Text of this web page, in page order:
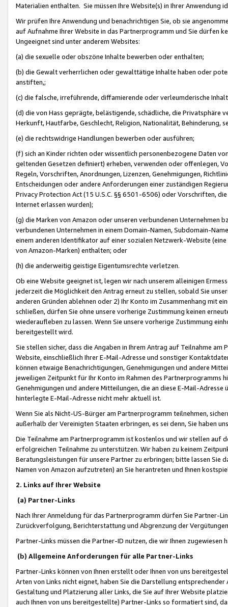
Materialien enthalten. Sie müssen Ihre Website(s) in Ihrer Anwendung
Wir prüfen Ihre Anwendung und benachrichtigen Sie, ob sie
auf Aufnahme Ihrer Website in das Partnerprogramm und Sie dürfen
Ungeeignet sind unter anderem Websites:
(a) die sexuelle oder obszöne Inhalte bewerben oder enthalten;
(b) die Gewalt verherrlichen oder gewalttätige Inhalte haben oder
anstiften,;
(c) die falsche, irreführende, diffamierende oder verleumderische
(d) die von Hass geprägte, belästigende, schädliche, die Privatsphäre
Herkunft, Hautfarbe, Geschlecht, Religion, Nationalität, Behinderung,
(e) die rechtswidrige Handlungen bewerben oder ausführen;
(f) sich an Kinder richten oder wissentlich personenbezogene Daten
geltenden Gesetzen definiert) erheben, verwenden oder offenlegen,
Regeln, Vorschriften, Anordnungen, Lizenzen, Genehmigungen,
Entscheidungen oder andere Anforderungen einer zuständigen
Privacy Protection Act (15 U.S.C. §§ 6501-6506) oder Vorschriften,
Internet erlassen wurden);
(g) die Marken von Amazon oder unseren verbundenen Unternehmen
verbundenen Unternehmen in einem Domain-Namen, Subdomain-
einem anderen Identifikator auf einer sozialen Netzwerk-Website
von Amazon-Marken) enthalten; oder
(h) die anderweitig geistige Eigentumsrechte verletzen.
Ob eine Website geeignet ist, legen wir nach unserem alleinigen
jederzeit die Möglichkeit den Antrag erneut zu stellen, sobald Sie
anderen Gründen ablehnen oder 2) Ihr Konto im Zusammenhang mit
schließen, dürfen Sie ohne unsere vorherige Zustimmung keinen
wiederaufleben zu lassen. Wenn Sie unsere vorherige Zustimmung
bereitgestellt wird.
Sie stellen sicher, dass die Angaben in Ihrem Antrag auf Teilnahme
Website, einschließlich Ihrer E-Mail-Adresse und sonstiger
können etwaige Benachrichtigungen, Genehmigungen und andere
jeweiligen Zeitpunkt für Ihr Konto im Rahmen des Partnerprogramms
Genehmigungen und andere Mitteilungen, die an diese E-Mail-
hinterlegte E-Mail-Adresse nicht mehr aktuell ist.
Wenn Sie als Nicht-US-Bürger am Partnerprogramm teilnehmen,
außerhalb der Vereinigten Staaten erbringen, es sei denn, Sie haben
Die Teilnahme am Partnerprogramm ist kostenlos und wir stellen auf
erfolgreichen Teilnahme zu unterstützen. Wir haben zu keinem
Beratungsleistungen für unsere Partner zu erbringen; bitte lassen Sie
Namen von Amazon aufzutreten) an Sie herantreten und Ihnen
2. Links auf Ihrer Website
(a) Partner-Links
Nach Ihrer Anmeldung für das Partnerprogramm dürfen Sie Partner-
Zurückverfolgung, Berichterstattung und Abgrenzung der
Partner-Links müssen die Partner-ID nutzen, die wir Ihnen zugewiesen
(b) Allgemeine Anforderungen für alle Partner-Links
Partner-Links können von Ihnen erstellt oder Ihnen von uns
Arten von Links nicht eignet, haben Sie die Darstellung
Gestaltung und Platzierung aller Links, die Sie auf Ihrer Website
auch Ihnen von uns bereitgestellte) Partner-Links so formatiert sind,